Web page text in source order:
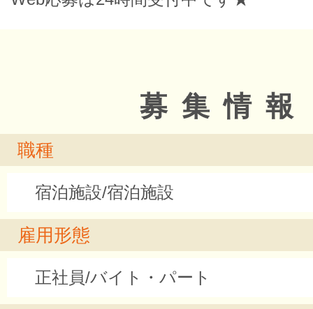
募集情報
職種
宿泊施設/宿泊施設
雇用形態
正社員/バイト・パート